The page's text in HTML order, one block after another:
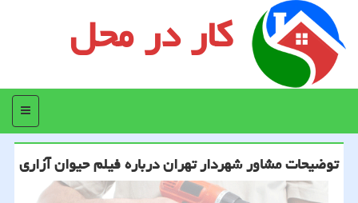
کار در محل
منو
توضیحات مشاور شهردار تهران درباره فیلم حیوان آزاری